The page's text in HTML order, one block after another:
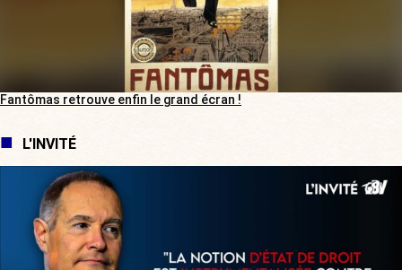
Fantômas retrouve enfin le grand écran !
L'INVITÉ